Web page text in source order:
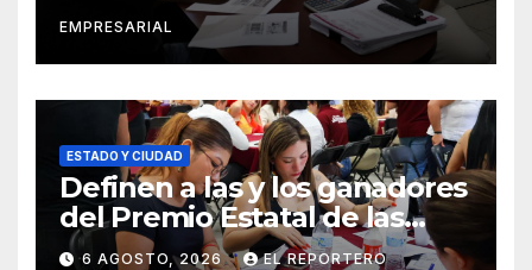
EMPRESARIAL
ESTADO Y CIUDAD
Definen a las y los ganadores
del Premio Estatal de las
Juventudes 2026
6 AGOSTO, 2026 EL REPORTERO